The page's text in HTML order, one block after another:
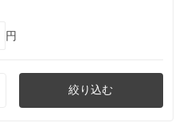
円
絞り込む